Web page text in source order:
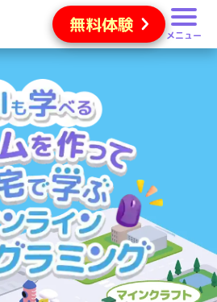
無料体験 メニュー